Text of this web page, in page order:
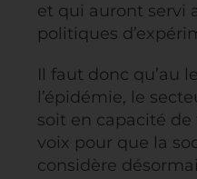
et qui auront servi
politiques
Il faut donc qu’au
l’épidémie, le
soit en capacité
voix pour que la
considère